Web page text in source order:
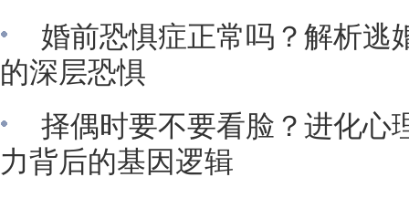
婚前恐惧症正常吗？解析逃
的深层恐惧
择偶时要不要看脸？进化心
力背后的基因逻辑